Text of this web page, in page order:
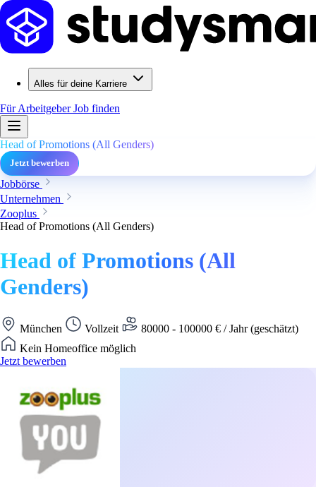
Alles für deine Karriere
Für ArbeitgeberJob finden
Head of Promotions (All Genders)
Jetzt bewerben
Jobbörse
Unternehmen
Zooplus
Head of Promotions (All Genders)
Head of Promotions (All
Genders)
München Vollzeit
80000 - 100000 € / Jahr (geschätzt)
Kein Homeoffice möglich
Jetzt bewerben